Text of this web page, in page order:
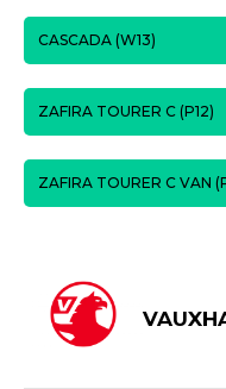
CASCADA (W13)
ZAFIRA TOURER C (P12)
ZAFIRA TOURER C VAN